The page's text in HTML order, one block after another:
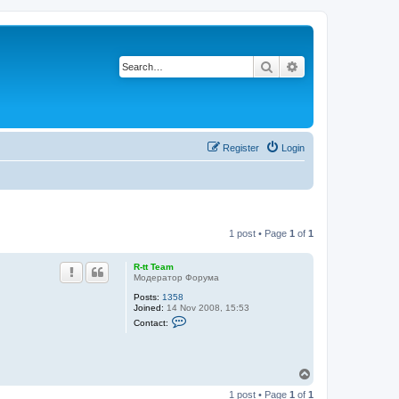
Search
Login
Register
1 post • Page 1 of 1
R-tt Team
Модератор Форума
Posts: 1358
Joined: 14 Nov 2008, 15:53
Contact:
1 post • Page 1 of 1